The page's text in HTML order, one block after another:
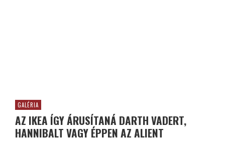
GALÉRIA
AZ IKEA ÍGY ÁRUSÍTANÁ DARTH VADERT,
HANNIBALT VAGY ÉPPEN AZ ALIENT